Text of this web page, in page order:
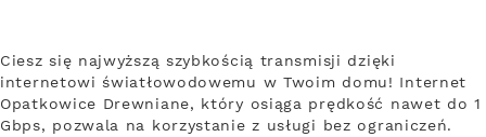
Ciesz się najwyższą szybkością transmisji dzięki
internetowi światłowodowemu w Twoim domu! Internet
Opatkowice Drewniane, który osiąga prędkość nawet do 1
Gbps, pozwala na korzystanie z usługi bez ograniczeń.